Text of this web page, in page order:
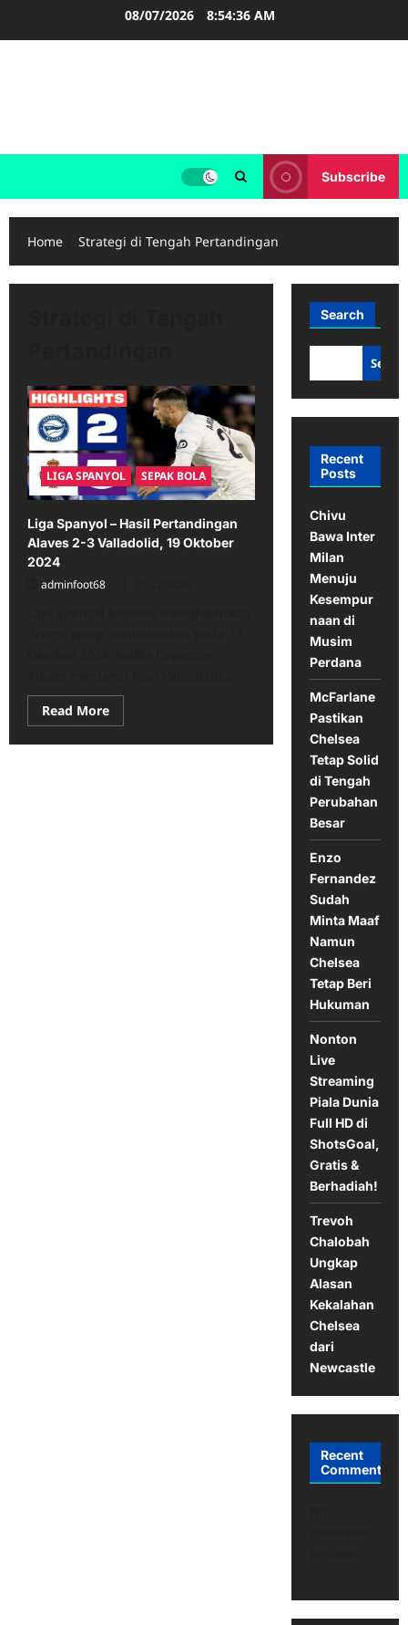
08/07/2026 8:54:36 AM
Subscribe
Home Strategi di Tengah Pertandingan
LIGA SPANYOL SEPAK BOLA
Liga Spanyol – Hasil Pertandingan
Alaves 2-3 Valladolid, 19 Oktober
2024
adminfoot68
Read MoreRead
more
Liga
Search
Recent
Posts
Chivu
Bawa Inter
Milan
Menuju
Kesempur
naan di
Musim
Perdana
McFarlane
Pastikan
Chelsea
Tetap Solid
di Tengah
Perubahan
Besar
Enzo
Fernandez
Sudah
Minta Maaf
Namun
Chelsea
Tetap Beri
Hukuman
Nonton
Live
Streaming
Piala Dunia
Full HD di
ShotsGoal,
Gratis &
Berhadiah!
Trevoh
Chalobah
Ungkap
Alasan
Kekalahan
Chelsea
dari
Newcastle
Recent
Comments